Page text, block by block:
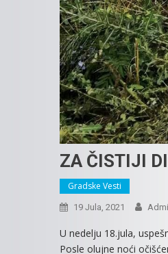
ZA ČISTIJI
Gradske Vesti
19 Jula, 2021
U nedelju 18.jula,
Posle olujne noći